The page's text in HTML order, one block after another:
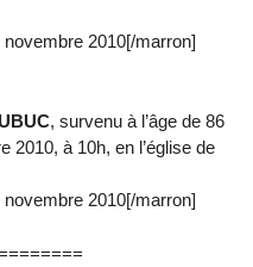
2010[/marron]
, survenu à l’âge de 86
2010, à 10h, en l’église de
2010[/marron]